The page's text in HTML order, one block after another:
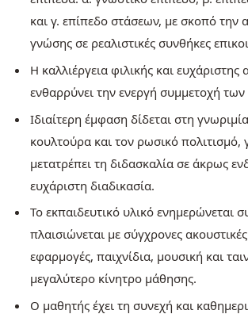
και γ. επίπεδο στάσεων, με σκοπό την
γνώσης σε ρεαλιστικές συνθήκες
Η καλλιέργεια φιλικής και ευχάριστης
ενθαρρύνει την ενεργή συμμετοχή
Ιδιαίτερη έμφαση δίδεται στη
κουλτούρα και τον ρωσικό πολιτισμό,
μετατρέπει τη διδασκαλία σε άκρως
ευχάριστη διαδικασία.
Το εκπαιδευτικό υλικό ενημερώνεται
πλαισιώνεται με σύγχρονες
εφαρμογές, παιχνίδια, μουσική και
μεγαλύτερο κίνητρο μάθησης.
Ο μαθητής έχει τη συνεχή και